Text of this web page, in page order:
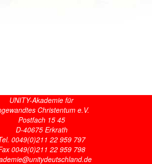
UNITY-Akademie für
Christentum e.V.
Postfach 15 45
D-40675 Erkrath
0049(0)211 22 959 797
0049(0)211 22 959 798